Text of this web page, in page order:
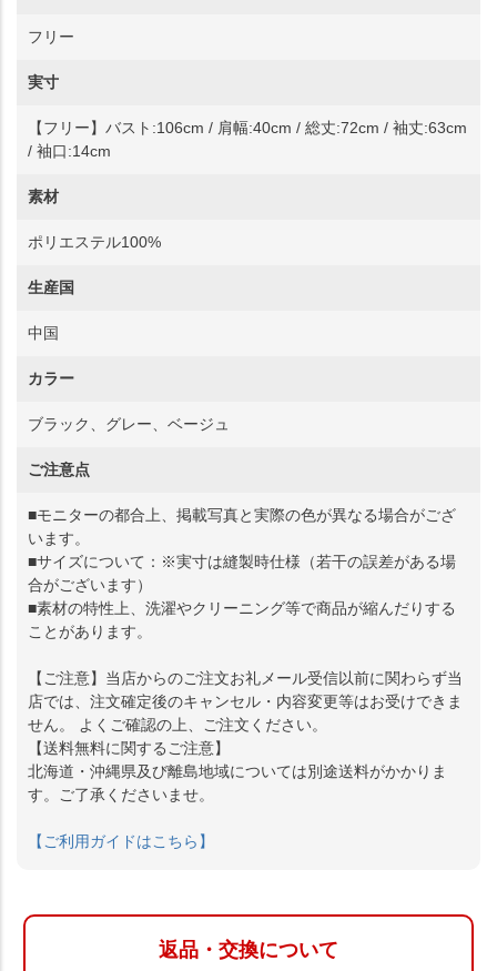
フリー
実寸
【フリー】バスト:106cm / 肩幅:40cm / 総丈:72cm / 袖丈:63cm
/ 袖口:14cm
素材
ポリエステル100%
生産国
中国
カラー
ブラック、グレー、ベージュ
ご注意点
■モニターの都合上、掲載写真と実際の色が異なる場合がござ
います。
■サイズについて：※実寸は縫製時仕様（若干の誤差がある場
合がございます）
■素材の特性上、洗濯やクリーニング等で商品が縮んだりする
ことがあります。
【ご注意】当店からのご注文お礼メール受信以前に関わらず当
店では、注文確定後のキャンセル・内容変更等はお受けできま
せん。 よくご確認の上、ご注文ください。
【送料無料に関するご注意】
北海道・沖縄県及び離島地域については別途送料がかかりま
す。ご了承くださいませ。
【ご利用ガイドはこちら】
返品・交換について